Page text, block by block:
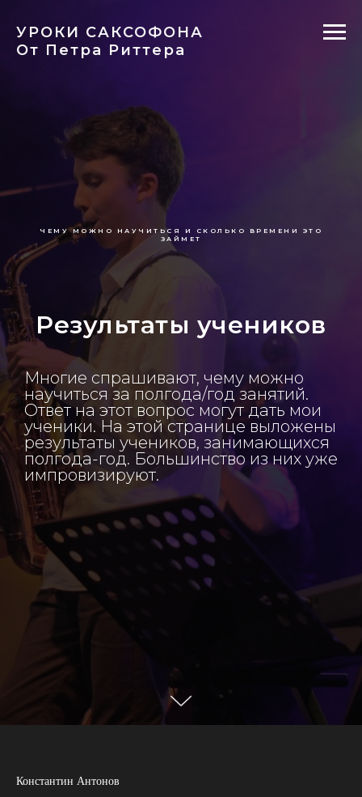
УРОКИ САКСОФОНА
От Петра Риттера
ЧЕМУ МОЖНО НАУЧИТЬСЯ И СКОЛЬКО ВРЕМЕНИ ЭТО
ЗАЙМЕТ
Результаты учеников
Многие спрашивают, чему можно
научиться за полгода/год занятий.
Ответ на этот вопрос могут дать мои
ученики. На этой странице выложены
результаты учеников, занимающихся
полгода-год. Большинство из них уже
импровизируют.
Константин Антонов